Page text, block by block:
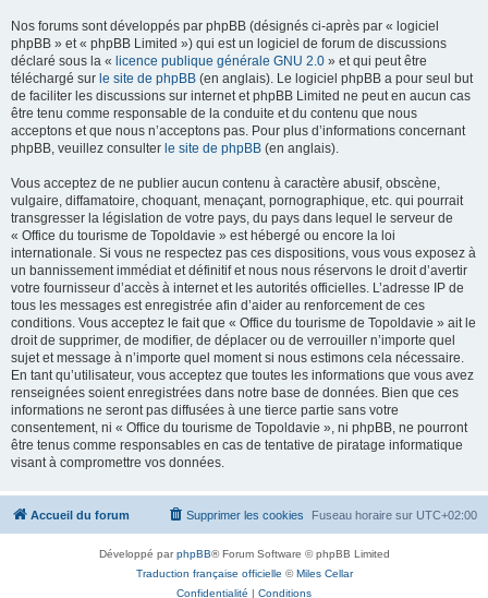
Nos forums sont développés par phpBB (désignés ci-après par « logiciel
phpBB » et « phpBB Limited ») qui est un logiciel de forum de discussions
déclaré sous la « licence publique générale GNU 2.0 » et qui peut être
téléchargé sur le site de phpBB (en anglais). Le logiciel phpBB a pour seul but
de faciliter les discussions sur internet et phpBB Limited ne peut en aucun cas
être tenu comme responsable de la conduite et du contenu que nous
acceptons et que nous n’acceptons pas. Pour plus d’informations concernant
phpBB, veuillez consulter le site de phpBB (en anglais).
Vous acceptez de ne publier aucun contenu à caractère abusif, obscène,
vulgaire, diffamatoire, choquant, menaçant, pornographique, etc. qui pourrait
transgresser la législation de votre pays, du pays dans lequel le serveur de
« Office du tourisme de Topoldavie » est hébergé ou encore la loi
internationale. Si vous ne respectez pas ces dispositions, vous vous exposez à
un bannissement immédiat et définitif et nous nous réservons le droit d’avertir
votre fournisseur d’accès à internet et les autorités officielles. L’adresse IP de
tous les messages est enregistrée afin d’aider au renforcement de ces
conditions. Vous acceptez le fait que « Office du tourisme de Topoldavie » ait le
droit de supprimer, de modifier, de déplacer ou de verrouiller n’importe quel
sujet et message à n’importe quel moment si nous estimons cela nécessaire.
En tant qu’utilisateur, vous acceptez que toutes les informations que vous avez
renseignées soient enregistrées dans notre base de données. Bien que ces
informations ne seront pas diffusées à une tierce partie sans votre
consentement, ni « Office du tourisme de Topoldavie », ni phpBB, ne pourront
être tenus comme responsables en cas de tentative de piratage informatique
visant à compromettre vos données.
Accueil du forum Fuseau horaire sur UTC+02:00
Supprimer les cookies
Développé parphpBB® Forum Software © phpBB Limited
Traduction française officielle ©Miles Cellar
Confidentialité | Conditions